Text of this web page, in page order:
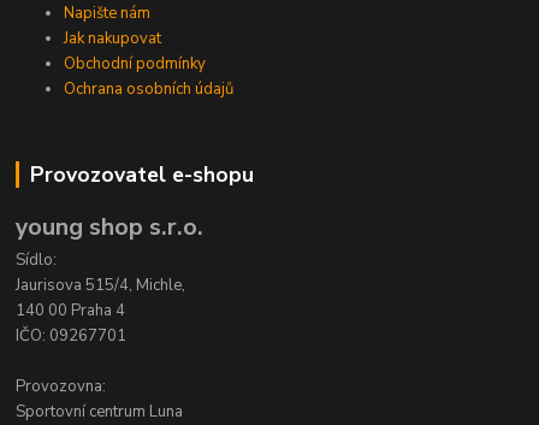
Napište nám
Jak nakupovat
Obchodní podmínky
Ochrana osobních údajů
Provozovatel e-shopu
young shop s.r.o.
Sídlo:
Jaurisova 515/4, Michle,
140 00 Praha 4
IČO: 09267701
Provozovna:
Sportovní centrum Luna